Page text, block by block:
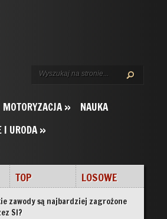
MOTORYZACJA »
NAUKA
I URODA»
TOP LOSOWE
zawody są najbardziej zagrożone
SI?